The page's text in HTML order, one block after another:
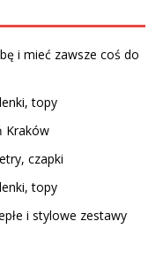
i mieć zawsze coś do
topy
Kraków
czapki
topy
i stylowe zestawy